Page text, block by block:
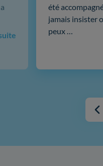
été
jamais insister
peux …